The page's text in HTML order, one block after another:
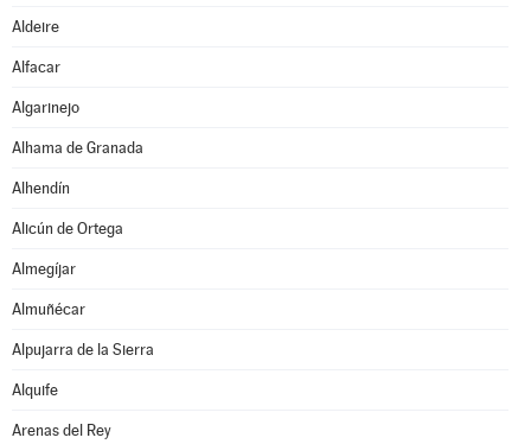
Aldeire
Alfacar
Algarinejo
Alhama de Granada
Alhendín
Alicún de Ortega
Almegíjar
Almuñécar
Alpujarra de la Sierra
Alquife
Arenas del Rey